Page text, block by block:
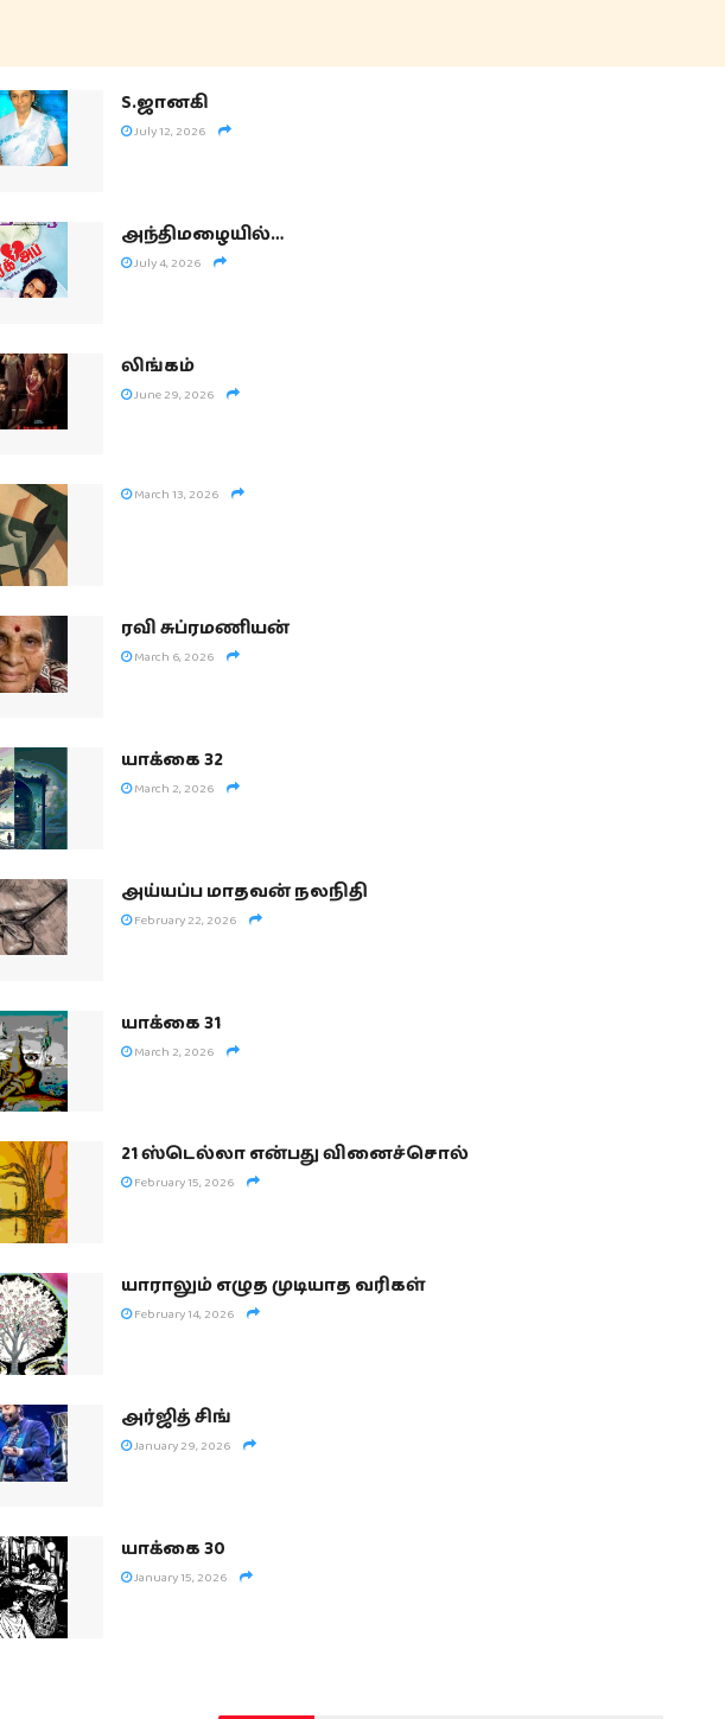
S.ஜானகி
July 12, 2026
அந்திமழையில்…
July 4, 2026
லிங்கம்
June 29, 2026
March 13, 2026
ரவி சுப்ரமணியன்
March 6, 2026
யாக்கை 32
March 2, 2026
அய்யப்ப மாதவன் நலநிதி
February 22, 2026
யாக்கை 31
March 2, 2026
21 ஸ்டெல்லா என்பது வினைச்சொல்
February 15, 2026
யாராலும் எழுத முடியாத வரிகள்
February 14, 2026
அர்ஜித் சிங்
January 29, 2026
யாக்கை 30
January 15, 2026